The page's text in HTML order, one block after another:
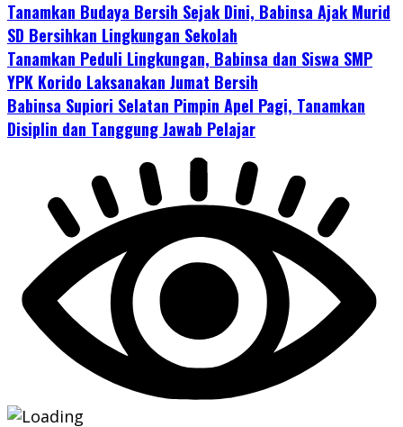
Tanamkan Budaya Bersih Sejak Dini, Babinsa Ajak Murid
SD Bersihkan Lingkungan Sekolah
Tanamkan Peduli Lingkungan, Babinsa dan Siswa SMP
YPK Korido Laksanakan Jumat Bersih
Babinsa Supiori Selatan Pimpin Apel Pagi, Tanamkan
Disiplin dan Tanggung Jawab Pelajar